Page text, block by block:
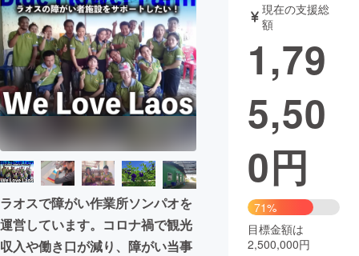
テクノロジー・ガジェット
映像・映画 書籍・雑誌
ビジネス・起業 チャレンジ
まちづくり・地域活性化
CAMPFIRE for Social Good
CAMPFIRE Creation
CAMPFIREふるさと納税machi-ya コミュニティ
ラオスで障がい作業所ソンパオを
運営しています。コロナ禍で観光
収入や働き口が減り、障がい当事
現在の支援総
額
1,79
5,50
0円
71%
目標金額は
2,500,000円